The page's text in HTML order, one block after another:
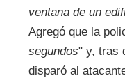
ventana de un
Agregó que la
segundos" y, tras
disparó al